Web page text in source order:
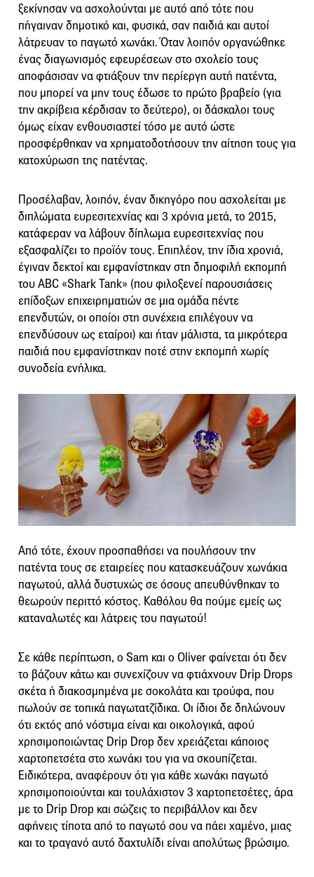
ξεκίνησαν να ασχολούνται με αυτό από τότε που
πήγαιναν δημοτικό και, φυσικά, σαν παιδιά και αυτοί
λάτρευαν το παγωτό χωνάκι. Όταν λοιπόν οργανώθηκε
ένας διαγωνισμός εφευρέσεων στο σχολείο τους
αποφάσισαν να φτιάξουν την περίεργη αυτή πατέντα,
που μπορεί να μην τους έδωσε το πρώτο βραβείο (για
την ακρίβεια κέρδισαν το δεύτερο), οι δάσκαλοι τους
όμως είχαν ενθουσιαστεί τόσο με αυτό ώστε
προσφέρθηκαν να χρηματοδοτήσουν την αίτηση τους για
κατοχύρωση της πατέντας.
Προσέλαβαν, λοιπόν, έναν δικηγόρο που ασχολείται με
διπλώματα ευρεσιτεχνίας και 3 χρόνια μετά, το 2015,
κατάφεραν να λάβουν δίπλωμα ευρεσιτεχνίας που
εξασφαλίζει το προϊόν τους. Επιπλέον, την ίδια χρονιά,
έγιναν δεκτοί και εμφανίστηκαν στη δημοφιλή εκπομπή
του ABC «Shark Tank» (που φιλοξενεί παρουσιάσεις
επίδοξων επιχειρηματιών σε μια ομάδα πέντε
επενδυτών, οι οποίοι στη συνέχεια επιλέγουν να
επενδύσουν ως εταίροι) και ήταν μάλιστα, τα μικρότερα
παιδιά που εμφανίστηκαν ποτέ στην εκπομπή χωρίς
συνοδεία ενήλικα.
Από τότε, έχουν προσπαθήσει να πουλήσουν την
πατέντα τους σε εταιρείες που κατασκευάζουν χωνάκια
παγωτού, αλλά δυστυχώς σε όσους απευθύνθηκαν το
θεωρούν περιττό κόστος. Καθόλου θα πούμε εμείς ως
καταναλωτές και λάτρεις του παγωτού!
Σε κάθε περίπτωση, ο Sam και ο Oliver φαίνεται ότι δεν
το βάζουν κάτω και συνεχίζουν να φτιάχνουν Drip Drops
σκέτα ή διακοσμημένα με σοκολάτα και τρούφα, που
πωλούν σε τοπικά παγωτατζίδικα. Οι ίδιοι δε δηλώνουν
ότι εκτός από νόστιμα είναι και οικολογικά, αφού
χρησιμοποιώντας Drip Drop δεν χρειάζεται κάποιος
χαρτοπετσέτα στο χωνάκι του για να σκουπίζεται.
Ειδικότερα, αναφέρουν ότι για κάθε χωνάκι παγωτό
χρησιμοποιούνται και τουλάχιστον 3 χαρτοπετσέτες, άρα
με το Drip Drop και σώζεις το περιβάλλον και δεν
αφήνεις τίποτα από το παγωτό σου να πάει χαμένο, μιας
και το τραγανό αυτό δαχτυλίδι είναι απολύτως βρώσιμο.